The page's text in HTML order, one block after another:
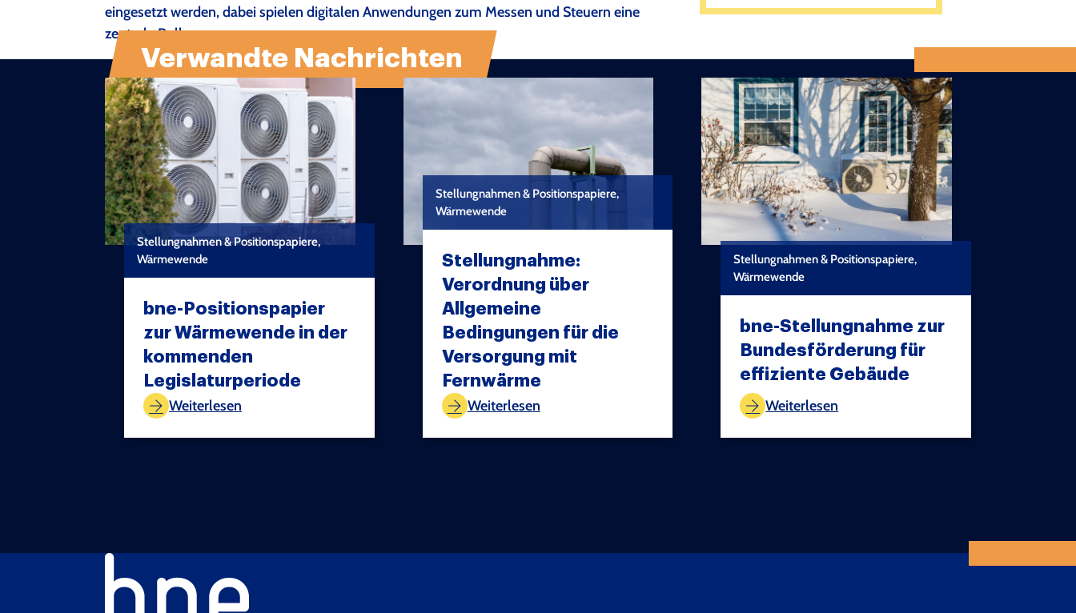
eingesetzt werden, dabei spielen digitalen Anwendungen zum Messen und Steuern eine
zentrale Rolle.
Verwandte Nachrichten
Stellungnahmen & Positionspapiere,
Wärmewende
bne-Positionspapier
zur Wärmewende in der
kommenden
Legislaturperiode
Weiterlesen
TEST COPYRIGHT
Stellungnahmen & Positionspapiere,
Wärmewende
Stellungnahme:
Verordnung über
Allgemeine
Bedingungen für die
Versorgung mit
Fernwärme
Weiterlesen
Stellungnahmen & Positionspapiere,
Wärmewende
bne-Stellungnahme zur
Bundesförderung für
effiziente Gebäude
Weiterlesen
TEST COPYRIGHT